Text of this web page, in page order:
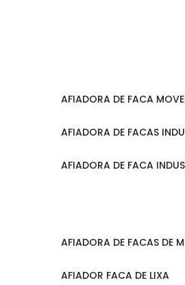
AFIADORA DE FACA
AFIADORA DE FACAS
AFIADORA DE FACA
AFIADORA DE FACAS DE
AFIADOR FACA DE LIXA